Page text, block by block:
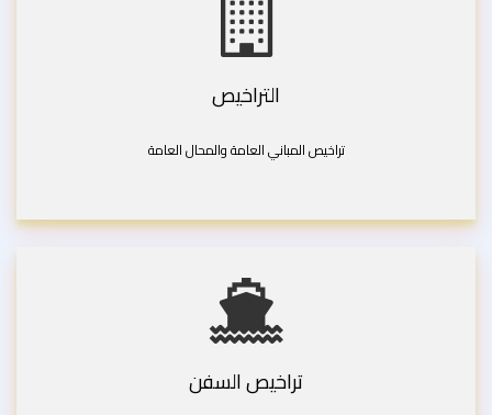
التراخيص
تراخيص المباني العامة والمحال العامة
تراخيص السفن